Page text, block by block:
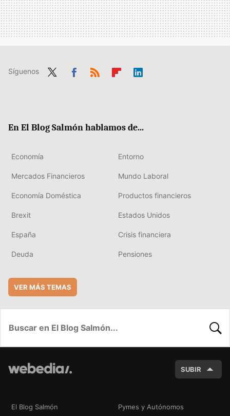
Síguenos
En El Blog Salmón hablamos de...
Economía Entorno
Mercados Financieros Mundo Laboral
Economía Doméstica Productos financieros
Brexit Estados Unidos
España Crisis financiera
Deuda Pensiones
VER MÁS TEMAS
SUBIR
El Blog Salmón Pymes y Autónomos